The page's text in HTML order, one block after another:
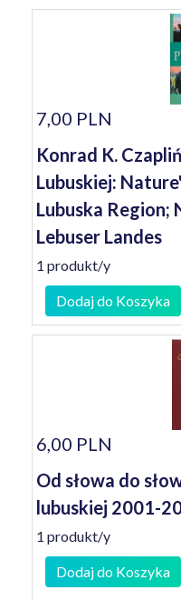
7,00 PLN
Konrad K.
Lubuskiej:
Lubuska Region;
Lebuser Landes
1 produkt/y
Dodaj do Koszyka
6,00 PLN
Od słowa do
lubuskiej 2001-
1 produkt/y
Dodaj do Koszyka